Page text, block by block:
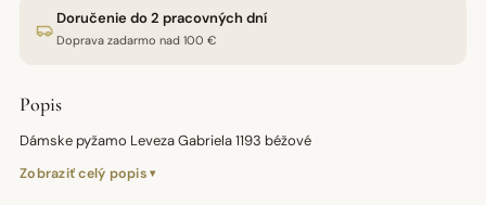
Doručenie do 2 pracovných dní
Doprava zadarmo nad 100 €
Popis
Dámske pyžamo Leveza Gabriela 1193 béžové
Zobraziť celý popis